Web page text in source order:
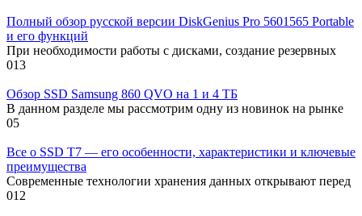
Полный обзор русской версии DiskGenius Pro 5601565 Portable
и его функций
При необходимости работы с дисками, создание резервных
013
Обзор SSD Samsung 860 QVO на 1 и 4 ТБ
В данном разделе мы рассмотрим одну из новинок на рынке
05
Все о SSD T7 — его особенности, характеристики и ключевые
преимущества
Современные технологии хранения данных открывают перед
012